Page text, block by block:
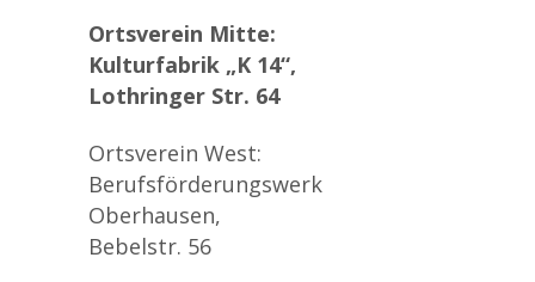
Ortsverein Mitte:
Kulturfabrik „K 14“,
Lothringer Str. 64
Ortsverein West:
Berufsförderungswerk
Oberhausen,
Bebelstr. 56